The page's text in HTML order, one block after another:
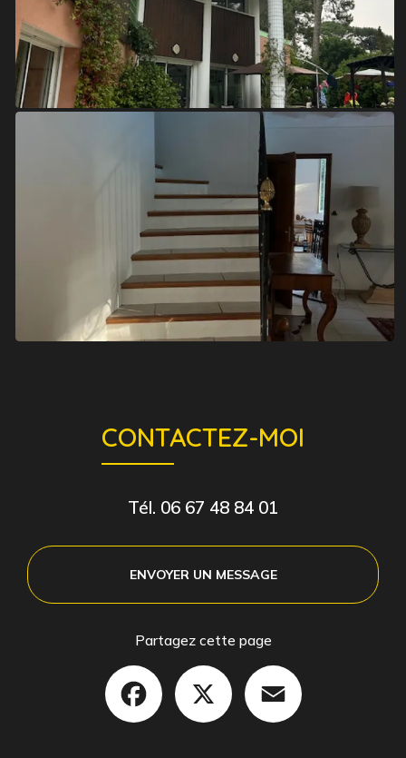
CONTACTEZ-MOI
Tél. 06 67 48 84 01
ENVOYER UN MESSAGE
Partagez cette page
Facebook